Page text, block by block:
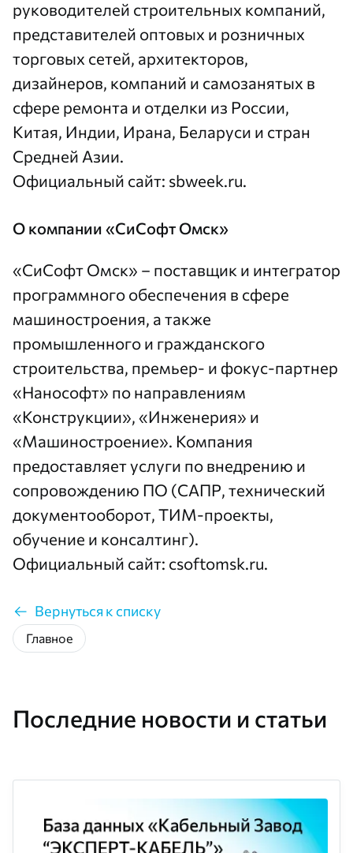
Вернуться к списку
Главное
руководителей строительных компаний,
представителей оптовых и розничных
торговых сетей, архитекторов,
дизайнеров, компаний и самозанятых в
сфере ремонта и отделки из России,
Китая, Индии, Ирана, Беларуси и стран
Средней Азии.
Официальный сайт: sbweek.ru.
О компании «СиСофт Омск»
«СиСофт Омск» – поставщик и интегратор
программного обеспечения в сфере
машиностроения, а также
промышленного и гражданского
строительства, премьер- и фокус-партнер
«Нанософт» по направлениям
«Конструкции», «Инженерия» и
«Машиностроение». Компания
предоставляет услуги по внедрению и
сопровождению ПО (САПР, технический
документооборот, ТИМ-проекты,
обучение и консалтинг).
Официальный сайт: csoftomsk.ru.
Последние новости и статьи